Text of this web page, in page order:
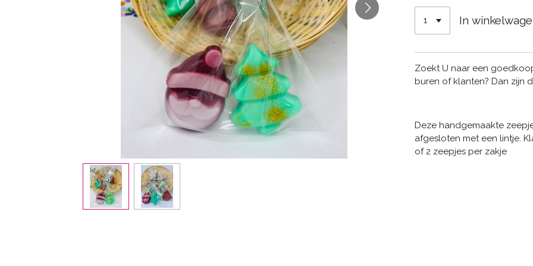
In
Zoekt U naar een
buren of klanten? Dan zijn
Deze handgemaakte
afgesloten met een lintje.
of 2 zeepjes per zakje